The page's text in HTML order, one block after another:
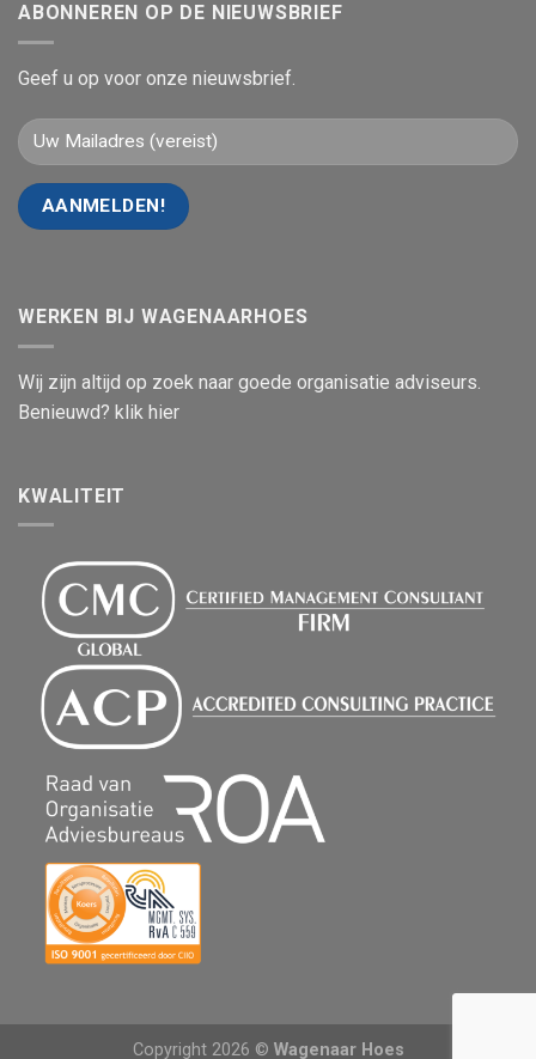
ABONNEREN OP DE NIEUWSBRIEF
Geef u op voor onze nieuwsbrief.
WERKEN BIJ WAGENAARHOES
Wij zijn altijd op zoek naar goede organisatie adviseurs.
Benieuwd? klik hier
KWALITEIT
Copyright 2026 © Wagenaar Hoes